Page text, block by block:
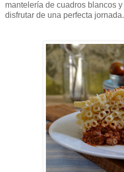
mantelería de cuadros blancos
disfrutar de una perfecta jornada.